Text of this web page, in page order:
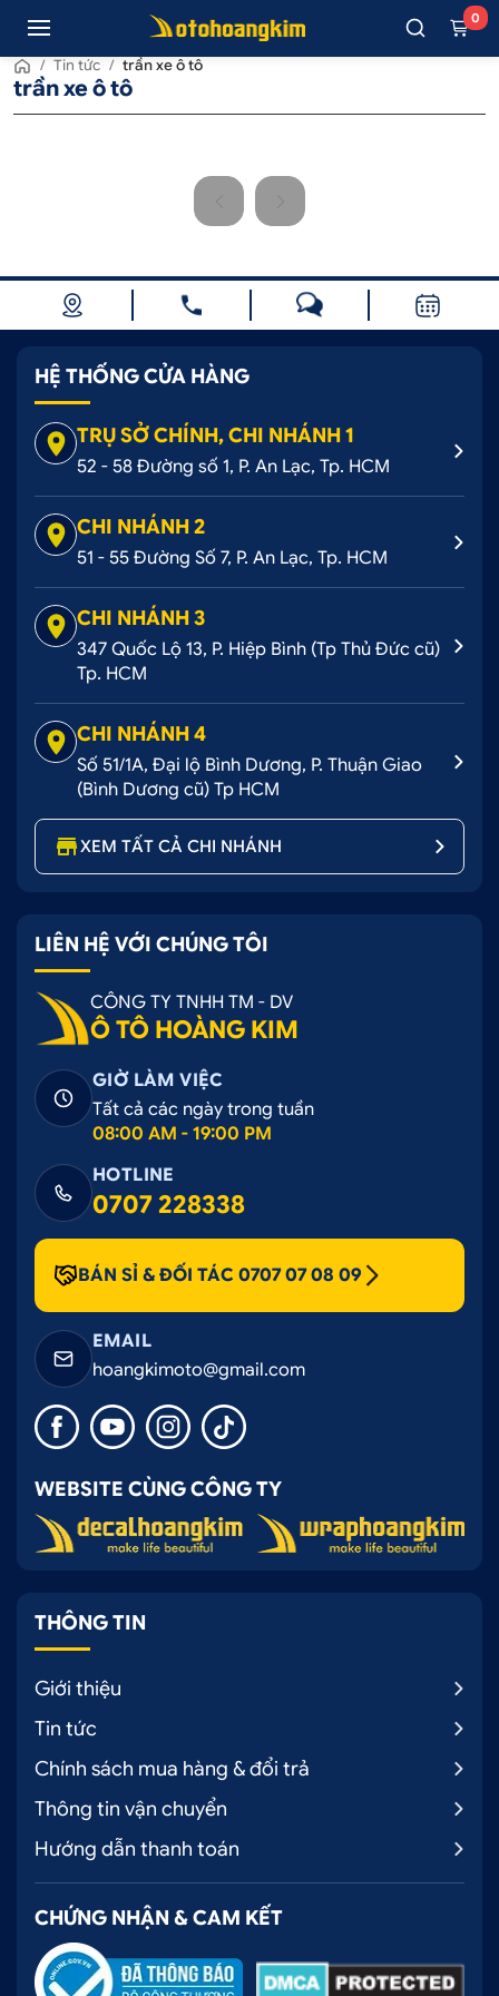
0
/ Tin tức / trần xe ô tô
trần xe ô tô
HỆ THỐNG CỬA HÀNG
TRỤ SỞ CHÍNH, CHI NHÁNH 1
52 - 58 Đường số 1, P. An Lạc, Tp. HCM
CHI NHÁNH 2
51 - 55 Đường Số 7, P. An Lạc, Tp. HCM
CHI NHÁNH 3
347 Quốc Lộ 13, P. Hiệp Bình (Tp Thủ Đức cũ)
Tp. HCM
CHI NHÁNH 4
Số 51/1A, Đại lộ Bình Dương, P. Thuận Giao
(Bình Dương cũ) Tp HCM
XEM TẤT CẢ CHI NHÁNH
LIÊN HỆ VỚI CHÚNG TÔI
CÔNG TY TNHH TM - DV
Ô TÔ HOÀNG KIM
GIỜ LÀM VIỆC
Tất cả các ngày trong tuần
08:00 AM - 19:00 PM
HOTLINE
0707 228338
BÁN SỈ & ĐỐI TÁC 0707 07 08 09
EMAIL
hoangkimoto@gmail.com
WEBSITE CÙNG CÔNG TY
THÔNG TIN
Giới thiệu
Tin tức
Chính sách mua hàng & đổi trả
Thông tin vận chuyển
Hướng dẫn thanh toán
CHỨNG NHẬN & CAM KẾT